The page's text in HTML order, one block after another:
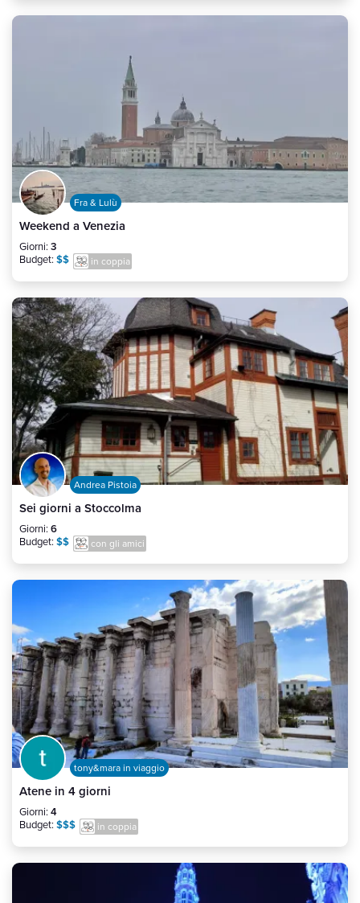
Fra & Lulù
Weekend a Venezia
Giorni: 3
Budget: $$ in coppia
Andrea Pistoia
Sei giorni a Stoccolma
Giorni: 6
Budget: $$ con gli amici
tony&mara in viaggio
Atene in 4 giorni
Giorni: 4
Budget: $$$ in coppia